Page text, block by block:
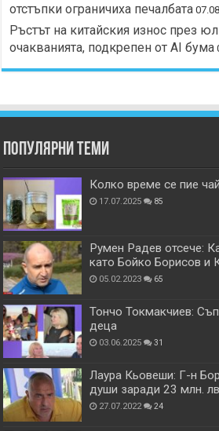
отстъпки ограничиха печалбата
Ръстът на китайския износ през
очакванията, подкрепен от AI бума
Популярни теми
Колко време се пие
17.07.2025 85
Румен Радев отсече:
като Бойко Борисов и
05.02.2023 65
Тончо Токмакчиев:
деца
03.06.2025 31
Лаура Кьовеши: Г-н
души заради 23 млн.
27.07.2022 24